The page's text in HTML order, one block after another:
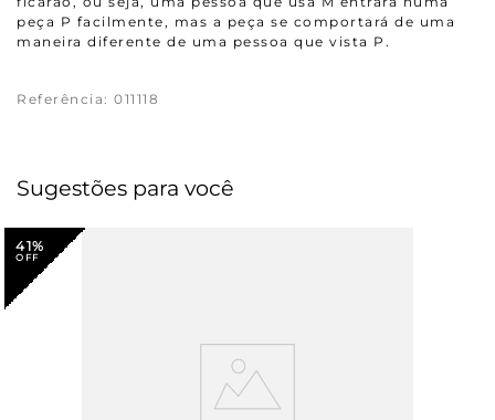
peça P facilmente, mas a peça se comportará de uma
maneira diferente de uma pessoa que vista P.
Referência: 011118
Sugestões para você
41%